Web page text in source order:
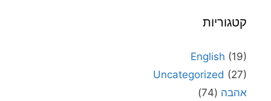
קטגוריות
English (19)
Uncategorized (27)
אהבה (74)